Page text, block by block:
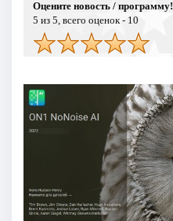
Оцените новость / программу!
5 из 5, всего оценок - 10